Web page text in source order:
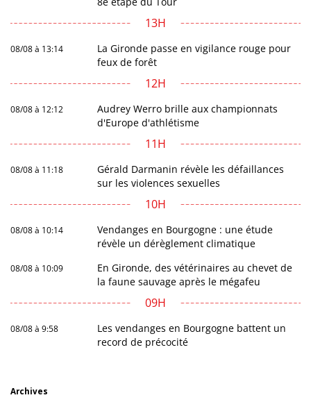
13H
08/08 à 13:14
La Gironde passe en vigilance rouge pour
feux de forêt
12H
08/08 à 12:12
Audrey Werro brille aux championnats
d'Europe d'athlétisme
11H
08/08 à 11:18
Gérald Darmanin révèle les défaillances
sur les violences sexuelles
10H
08/08 à 10:14
Vendanges en Bourgogne : une étude
révèle un dérèglement climatique
08/08 à 10:09
En Gironde, des vétérinaires au chevet de
la faune sauvage après le mégafeu
09H
08/08 à 9:58
Les vendanges en Bourgogne battent un
record de précocité
Archives